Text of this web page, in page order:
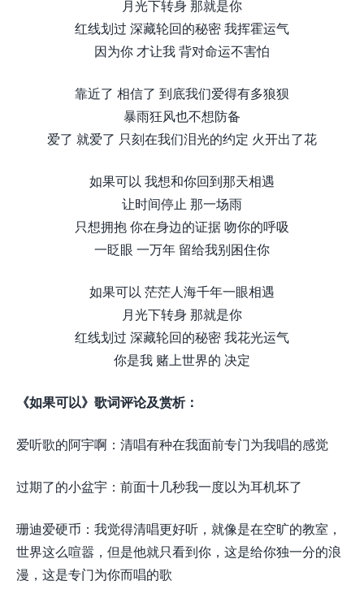
月光下转身 那就是你
红线划过 深藏轮回的秘密 我挥霍运气
因为你 才让我 背对命运不害怕
靠近了 相信了 到底我们爱得有多狼狈
暴雨狂风也不想防备
爱了 就爱了 只刻在我们泪光的约定 火开出了花
如果可以 我想和你回到那天相遇
让时间停止 那一场雨
只想拥抱 你在身边的证据 吻你的呼吸
一眨眼 一万年 留给我别困住你
如果可以 茫茫人海千年一眼相遇
月光下转身 那就是你
红线划过 深藏轮回的秘密 我花光运气
你是我 赌上世界的 决定
《如果可以》歌词评论及赏析：
爱听歌的阿宇啊：清唱有种在我面前专门为我唱的感觉
过期了的小盆宇：前面十几秒我一度以为耳机坏了
珊迪爱硬币：我觉得清唱更好听，就像是在空旷的教室，
世界这么喧嚣，但是他就只看到你，这是给你独一分的浪
漫，这是专门为你而唱的歌